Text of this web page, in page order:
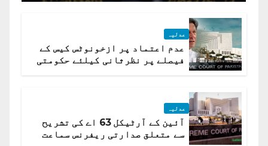
عدلیہ
عدم اعتماد پر ازخونوٹس کیس کے
فیصلے پر نظرثانی کیلئے حکومتی
عدلیہ
آئین کے آرٹیکل 63 اے کی تشریح
سے متعلق صدارتی ریفرنس سماعت